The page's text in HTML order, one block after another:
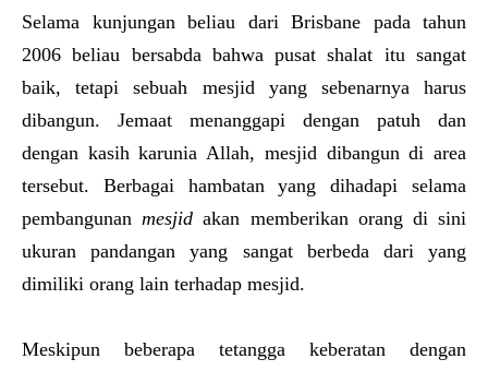
Selama kunjungan beliau dari Brisbane pada tahun
2006 beliau bersabda bahwa pusat shalat itu sangat
baik, tetapi sebuah mesjid yang sebenarnya harus
dibangun. Jemaat menanggapi dengan patuh dan
dengan kasih karunia Allah, mesjid dibangun di area
tersebut. Berbagai hambatan yang dihadapi selama
pembangunan mesjid akan memberikan orang di sini
ukuran pandangan yang sangat berbeda dari yang
dimiliki orang lain terhadap mesjid.
Meskipun beberapa tetangga keberatan dengan